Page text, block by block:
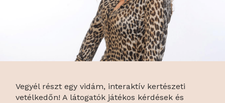
Vegyél részt egy vidám, interaktív kertészeti
vetélkedőn! A látogatók játékos kérdések és